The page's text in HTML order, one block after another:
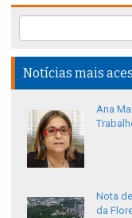
Notícias mais
Ana
Nota
da